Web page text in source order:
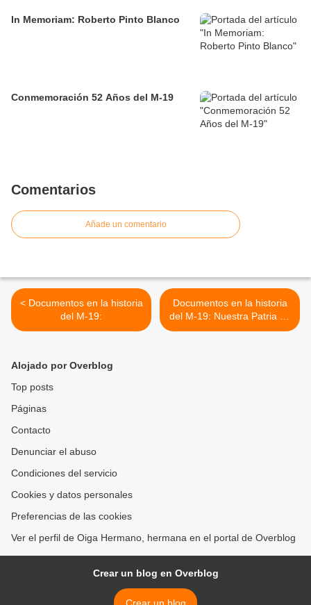
In Memoriam: Roberto Pinto Blanco
Conmemoración 52 Años del M-19
Comentarios
Añade un comentario
< Documentos en la historia
del M-19:
Documentos en la historia
del M-19: Nuestra Patria es
América >
Alojado por Overblog
Top posts
Páginas
Contacto
Denunciar el abuso
Condiciones del servicio
Cookies y datos personales
Preferencias de las cookies
Ver el perfil de Oiga Hermano, hermana en el portal de Overblog
Crear un blog en Overblog